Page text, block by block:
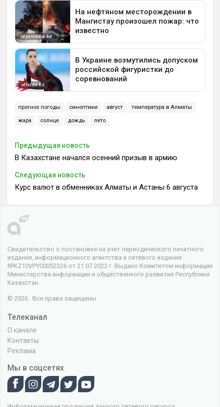
прогноз погоды синоптики август температура в Алматы
жара солнце дождь лето
Предыдущая новость
В Казахстане начался осенний призыв в армию
Следующая новость
Курс валют в обменниках Алматы и Астаны 6 августа
Свидетельство о постановке на учет периодического печатного
издания, информационного агентства и сетевого издания
№KZ10VPY00052326 от 21.07.2022 г. Выдано Комитетом информации
Министерства информации и общественного развития Республики
Казахстан.
© 2026 . Все права защищены
Телеканал
О канале
Контакты
Реклама
Мы в соцсетях